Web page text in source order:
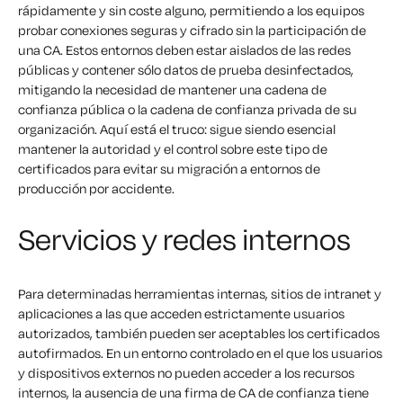
rápidamente y sin coste alguno, permitiendo a los equipos
probar conexiones seguras y cifrado sin la participación de
una CA. Estos entornos deben estar aislados de las redes
públicas y contener sólo datos de prueba desinfectados,
mitigando la necesidad de mantener una cadena de
confianza pública o la cadena de confianza privada de su
organización. Aquí está el truco: sigue siendo esencial
mantener la autoridad y el control sobre este tipo de
certificados para evitar su migración a entornos de
producción por accidente.
Servicios y redes internos
Para determinadas herramientas internas, sitios de intranet y
aplicaciones a las que acceden estrictamente usuarios
autorizados, también pueden ser aceptables los certificados
autofirmados. En un entorno controlado en el que los usuarios
y dispositivos externos no pueden acceder a los recursos
internos, la ausencia de una firma de CA de confianza tiene